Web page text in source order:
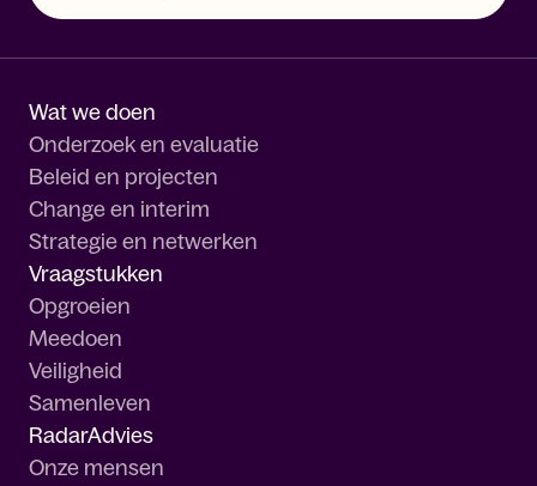
Wat we doen
Onderzoek en evaluatie
Beleid en projecten
Change en interim
Strategie en netwerken
Vraagstukken
Opgroeien
Meedoen
Veiligheid
Samenleven
RadarAdvies
Onze mensen